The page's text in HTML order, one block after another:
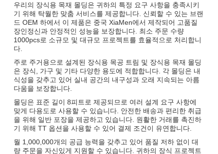
우리의 장식용 목재 몰딩은 귀하의 특정 요구 사항을 충족시키
기 위해 탁월한 맞춤 서비스를 제공합니다. 신뢰할 수 있는 브랜
드 OEM 하에서 이 제품은 중국 XiaMen에서 제작되어 고품질
장인정신과 안정적인 성능을 보장합니다. 최소 주문 수량
1000pcs로 소규모 및 대규모 프로젝트를 효율적으로 처리합니
다.
주로 주거용으로 설계된 장식용 목공 트림 및 장식용 목재 몰딩
은 장식, 가구 및 기타 다양한 용도에 적합합니다. 각 몰딩은 내
식성을 갖추고 있어 실내 공간의 내구성과 오래 지속되는 아름
다움을 보장합니다.
몰딩은 표준 길이 8피트로 제공되므로 여러 설계 요구 사항에
맞게 다용도로 사용할 수 있습니다. 안전한 배송과 편리한 취급
을 위해 일반 포장을 제공하고 있습니다. 원활한 거래를 촉진하
기 위해 TT 옵션을 사용할 수 있어 결제 조건이 유연합니다.
월 1,000,000개의 공급 능력을 갖추고 있어 품질 저하 없이 대
량 주문을 자신있게 지원할 수 있습니다. 귀하의 장식 프로젝트